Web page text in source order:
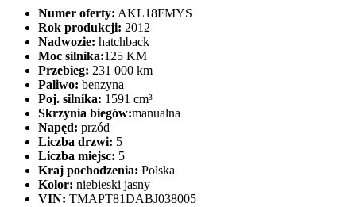
Numer oferty: AKL18FMYS
Rok produkcji: 2012
Nadwozie: hatchback
Moc silnika:125 KM
Przebieg: 231 000 km
Paliwo: benzyna
Poj. silnika: 1591 cm³
Skrzynia biegów:manualna
Napęd: przód
Liczba drzwi: 5
Liczba miejsc: 5
Kraj pochodzenia: Polska
Kolor: niebieski jasny
VIN: TMAPT81DABJ038005